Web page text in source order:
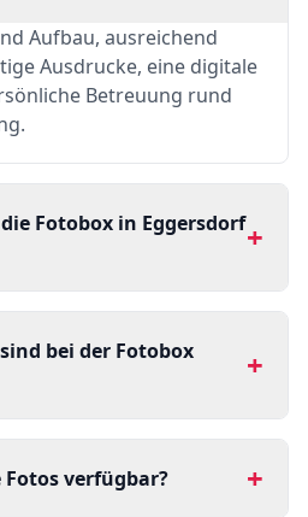
Aufbau, ausreichend
Ausdrucke, eine digitale
Betreuung rund
Fotobox in Eggersdorf+
bei der Fotobox
+
verfügbar? +